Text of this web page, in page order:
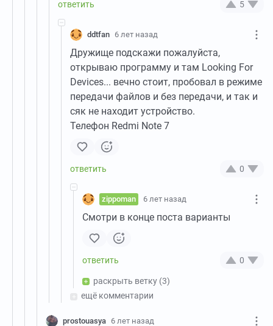
5
ddtfan 6 лет назад
Дружище подскажи пожалуйста,
открываю программу и там Looking For
Devices... вечно стоит, пробовал в режиме
передачи файлов и без передачи, и так и
сяк не находит устройство.
Телефон Redmi Note 7
0
zippoman 6 лет назад
Смотри в конце поста варианты
0
раскрыть ветку (3)
ещё комментарии
prostouasya 6 лет назад